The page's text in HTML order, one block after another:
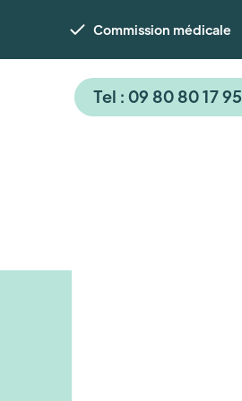
Commission médicale
Tel : 09 80 80 17 95